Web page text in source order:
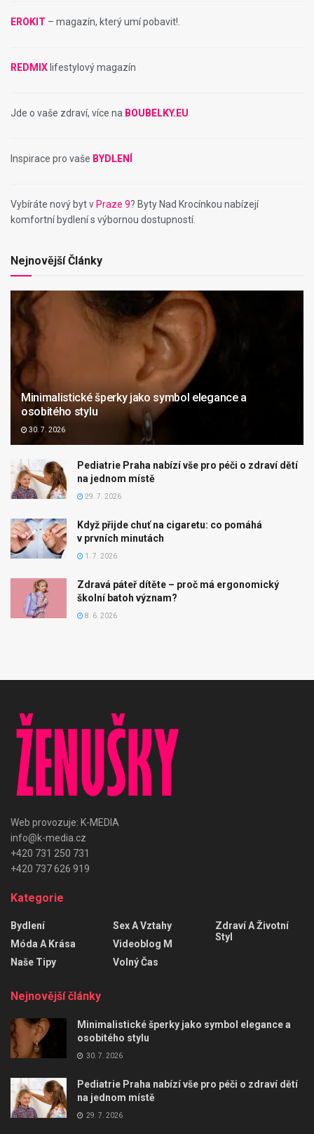
EROKIT – magazín, který umí pobavit!.
REDMIX lifestylový magazín
Jde o vaše zdraví, více na BOUBELKY.EU
Inspirace pro vaše BYDLENÍ
Vybíráte nový byt v Praze 9? Byty Nad Krocínkou nabízejí
komfortní bydlení s výbornou dostupností.
Nejnovější Články
Minimalistické šperky jako symbol elegance a
osobitého stylu
30. 7. 2026
Pediatrie Praha nabízí vše pro péči o zdraví dětí
na jednom místě
29. 7. 2026
Když přijde chuť na cigaretu: co pomáhá
v prvních minutách
1. 7. 2026
Zdravá páteř dítěte – proč má ergonomický
školní batoh význam?
8. 6. 2026
Web provozuje: K-MEDIA
info@k-media.cz
+420 731 250 731
+420 737 626 919
Kategorie
Bydlení
Móda A Krása
Naše Tipy
Sex A Vztahy
Videoblog M
Volný Čas
Zdraví A Životní
Styl
Nejnovější články
Minimalistické šperky jako symbol elegance a
osobitého stylu
30. 7. 2026
Pediatrie Praha nabízí vše pro péči o zdraví dětí
na jednom místě
29. 7. 2026